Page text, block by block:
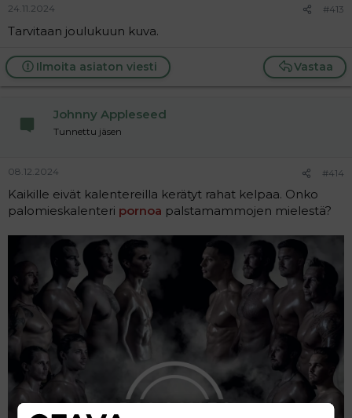
24.11.2024 #413
Tarvitaan joulukuun kuva.
Vastaa
Ilmoita asiaton viesti
Johnny Appleseed
Tunnettu jäsen
08.12.2024 #414
Kaikille eivät kalentereilla kerätyt rahat kelpaa. Onko
palomieskalenteri pornoa palstamammojen mielestä?